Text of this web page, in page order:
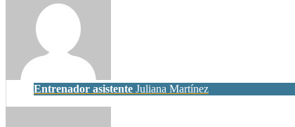
Entrenador asistente Juliana Martínez